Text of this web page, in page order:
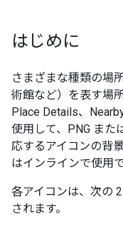
はじめに
さまざまな種類の場
術館など）を表す場
Place Details、
使用して、PNG また
応するアイコンの背
はインラインで使用で
各アイコンは、次の
されます。